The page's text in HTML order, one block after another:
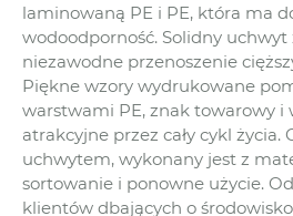
laminowaną PE i PE, która ma
wodoodporność. Solidny uchwyt
niezawodne przenoszenie
Piękne wzory wydrukowane
warstwami PE, znak towarowy i
atrakcyjne przez cały cykl życia.
uchwytem, ​​wykonany jest z
sortowanie i ponowne użycie.
klientów dbających o